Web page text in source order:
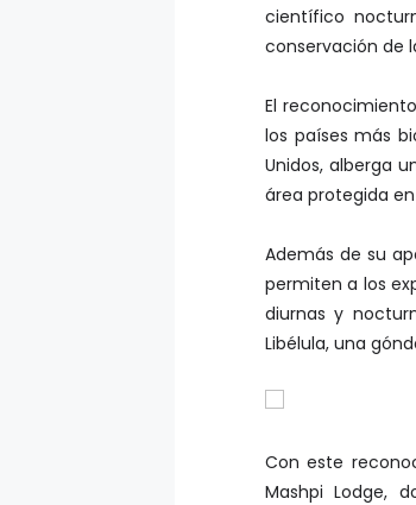
científico
conservación de
El
los países más
Unidos, alberga
área protegida
Además de su
permiten a los
diurnas y
Libélula, una
Con este
Mashpi Lodge,